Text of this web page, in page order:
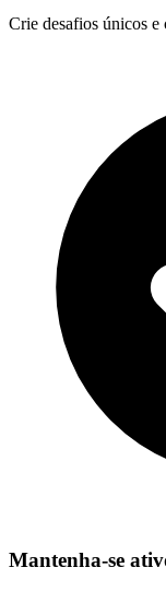
Crie desafios únicos
Mantenha-se